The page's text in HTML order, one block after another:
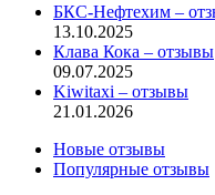
БКС-Нефтехим –
13.10.2025
Клава Кока – отзывы
09.07.2025
Kiwitaxi – отзывы
21.01.2026
Новые отзывы
Популярные отзывы